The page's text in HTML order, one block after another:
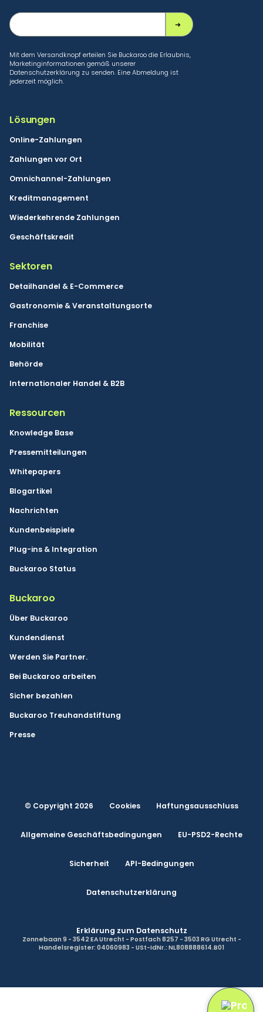
Mit dem Versandknopf erteilen Sie Buckaroo die Erlaubnis,
Marketinginformationen gemäß unserer
Datenschutzerklärung zu senden. Eine Abmeldung ist
jederzeit möglich.
Lösungen
Online-Zahlungen
Zahlungen vor Ort
Omnichannel-Zahlungen
Kreditmanagement
Wiederkehrende Zahlungen
Geschäftskredit
Sektoren
Detailhandel & E-Commerce
Gastronomie & Veranstaltungsorte
Franchise
Mobilität
Behörde
Internationaler Handel & B2B
Ressourcen
Knowledge Base
Pressemitteilungen
Whitepapers
Blogartikel
Nachrichten
Kundenbeispiele
Plug-ins & Integration
Buckaroo Status
Buckaroo
Über Buckaroo
Kundendienst
Werden Sie Partner.
Bei Buckaroo arbeiten
Sicher bezahlen
Buckaroo Treuhandstiftung
Presse
© Copyright 2026 Cookies Haftungsausschluss
Allgemeine Geschäftsbedingungen EU-PSD2-Rechte
Sicherheit API-Bedingungen
Datenschutzerklärung
Erklärung zum Datenschutz
Zonnebaan 9 - 3542 EA Utrecht - Postfach 8257 - 3503 RG Utrecht -
Handelsregister: 04060983 - USt-IdNr.: NL808888614.B01